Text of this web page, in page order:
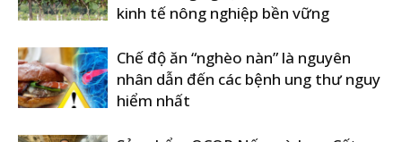
kinh tế nông nghiệp bền vững
Chế độ ăn “nghèo nàn” là nguyên
nhân dẫn đến các bệnh ung thư nguy
hiểm nhất